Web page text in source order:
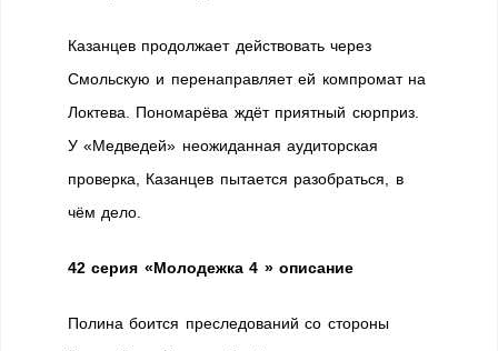
Казанцев продолжает действовать через
Смольскую и перенаправляет ей компромат на
Локтева. Пономарёва ждёт приятный сюрприз.
У «Медведей» неожиданная аудиторская
проверка, Казанцев пытается разобраться, в
чём дело.
42 серия «Молодежка 4 » описание
Полина боится преследований со стороны